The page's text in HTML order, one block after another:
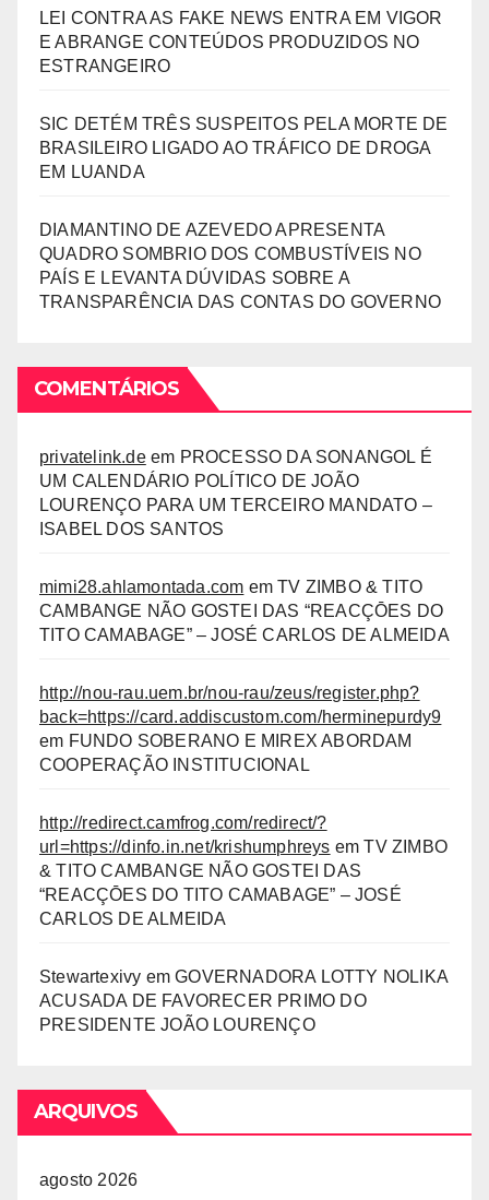
LEI CONTRA AS FAKE NEWS ENTRA EM VIGOR
E ABRANGE CONTEÚDOS PRODUZIDOS NO
ESTRANGEIRO
SIC DETÉM TRÊS SUSPEITOS PELA MORTE DE
BRASILEIRO LIGADO AO TRÁFICO DE DROGA
EM LUANDA
DIAMANTINO DE AZEVEDO APRESENTA
QUADRO SOMBRIO DOS COMBUSTÍVEIS NO
PAÍS E LEVANTA DÚVIDAS SOBRE A
TRANSPARÊNCIA DAS CONTAS DO GOVERNO
COMENTÁRIOS
privatelink.deem PROCESSO DA SONANGOL É
UM CALENDÁRIO POLÍTICO DE JOÃO
LOURENÇO PARA UM TERCEIRO MANDATO –
ISABEL DOS SANTOS
mimi28.ahlamontada.com emTV ZIMBO & TITO
CAMBANGE NÃO GOSTEI DAS “REACÇŌES DO
TITO CAMABAGE” – JOSÉ CARLOS DE ALMEIDA
http://nou-rau.uem.br/nou-rau/zeus/register.php?
back=https://card.addiscustom.com/herminepurdy9
em FUNDO SOBERANO E MIREX ABORDAM
COOPERAÇÃO INSTITUCIONAL
http://redirect.camfrog.com/redirect/?
url=https://dinfo.in.net/krishumphreys emTV ZIMBO
& TITO CAMBANGE NÃO GOSTEI DAS
“REACÇŌES DO TITO CAMABAGE” – JOSÉ
CARLOS DE ALMEIDA
Stewartexivy emGOVERNADORA LOTTY NOLIKA
ACUSADA DE FAVORECER PRIMO DO
PRESIDENTE JOÃO LOURENÇO
ARQUIVOS
agosto 2026